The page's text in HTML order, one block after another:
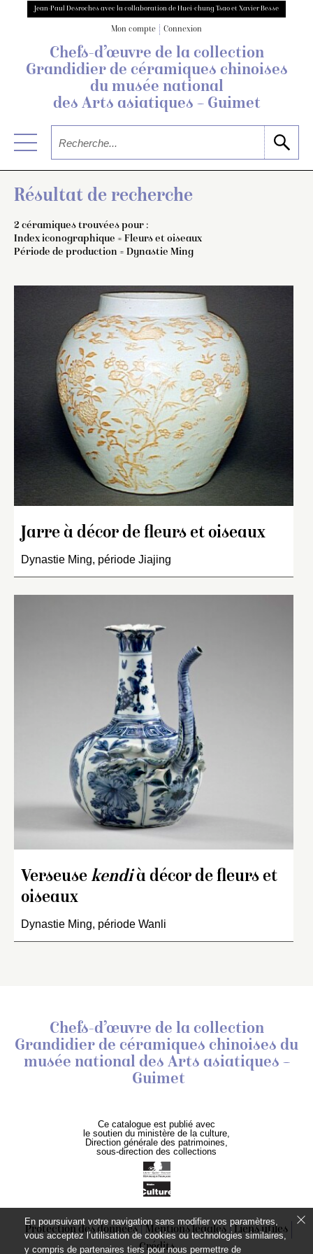
Jean-Paul Desroches avec la collaboration de Huei-chung Tsao et Xavier Besse
Mon compte Connexion
Chefs-d’œuvre de la collection
Grandidierde céramiques chinoises
du musée national
des Arts asiatiques – Guimet
Résultat de recherche
2 céramiques trouvées pour :
Index iconographique = Fleurs et oiseaux
Période de production = Dynastie Ming
Jarre à décor de fleurs et oiseaux
Dynastie Ming, période Jiajing
Verseuse kendià décor de fleurs et
oiseaux
Dynastie Ming, période Wanli
Chefs-d’œuvre de la collection
Grandidier de céramiques chinoises du
musée national des Arts asiatiques –
Guimet
Ce catalogue est publié avec
le soutien du ministère de la culture,
Direction générale des patrimoines,
sous-direction des collections
Protection des données Mentions légales
Liens utiles
Crédits
En poursuivant votre navigation sans modifier vos paramètres,
vous acceptez l’utilisation de cookies ou technologies similaires,
y compris de partenaires tiers pour nous permettre de